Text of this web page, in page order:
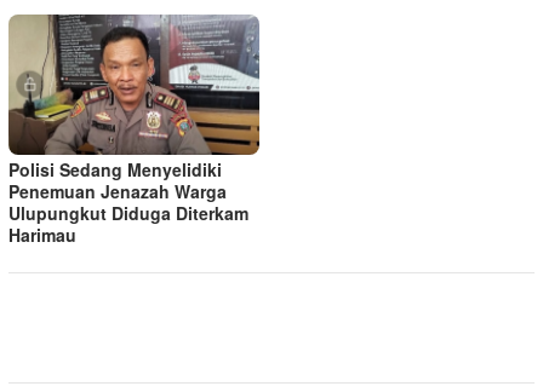
Polisi Sedang Menyelidiki
Penemuan Jenazah Warga
Ulupungkut Diduga Diterkam
Harimau